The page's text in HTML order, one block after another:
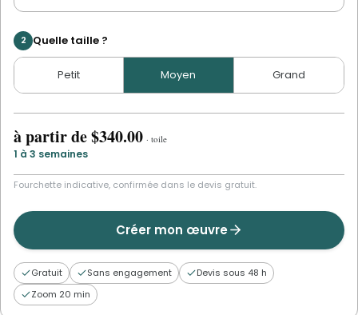
2 Quelle taille ?
Petit Moyen Grand
à partir de$340.00 · toile
1 à 3 semaines
Fourchette indicative, confirmée dans le devis gratuit.
Créer mon œuvre
Gratuit Sans engagement
Devis sous 48 h
Zoom 20 min